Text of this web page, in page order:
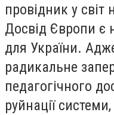
провідник у світ
Досвід Європи є
для України.
радикальне
педагогічного
руйнації системи,